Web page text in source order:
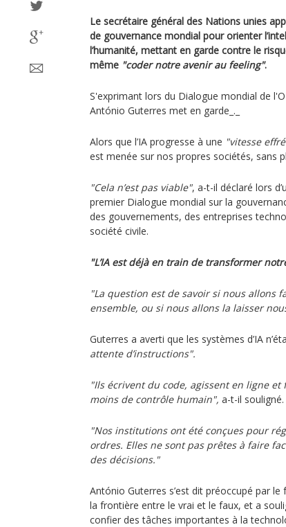
Le secrétaire général des Nations unies
de gouvernance mondial pour orienter
l’humanité, mettant en garde contre le
même "coder notre avenir au feeling".
S'exprimant lors du Dialogue mondial de
António Guterres met en garde_._
Alors que l’IA progresse à une "vitesse
est menée sur nos propres sociétés, sans
"Cela n’est pas viable", a-t-il déclaré lors
premier Dialogue mondial sur la
des gouvernements, des entreprises
société civile.
"L’IA est déjà en train de transformer
"La question est de savoir si nous allons
ensemble, ou si nous allons la laisser
Guterres a averti que les systèmes d’IA
attente d’instructions".
"Ils écrivent du code, agissent en ligne
moins de contrôle humain", a-t-il souligné.
"Nos institutions ont été conçues pour
ordres. Elles ne sont pas prêtes à faire
des décisions."
António Guterres s’est dit préoccupé par le
la frontière entre le vrai et le faux, et a
confier des tâches importantes à la